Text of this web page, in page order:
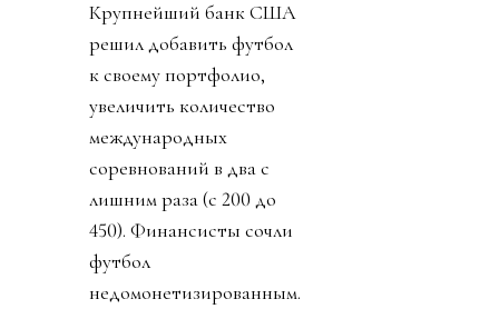
Крупнейший банк США
решил добавить футбол
к своему портфолио,
увеличить количество
международных
соревнований в два с
лишним раза (с 200 до
450). Финансисты сочли
футбол
недомонетизированным.